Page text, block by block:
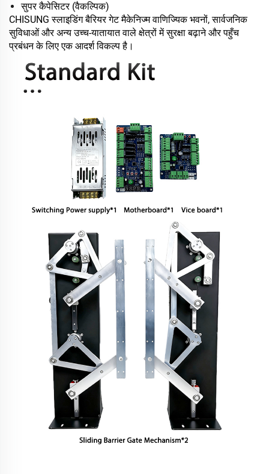
सुपर कैपेसिटर (वैकल्पिक)
CHISUNG स्लाइडिंग बैरियर गेट मैकेनिज्म वाणिज्यिक भवनों, सार्वजनिक
सुविधाओं और अन्य उच्च-यातायात वाले क्षेत्रों में सुरक्षा बढ़ाने और पहुँच
प्रबंधन के लिए एक आदर्श विकल्प है।